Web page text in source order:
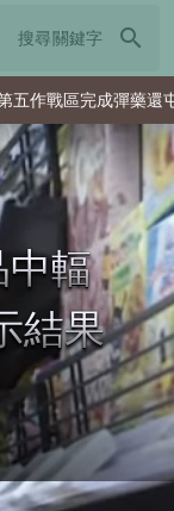
search
區完成彈藥還屯整備
中輻
結果